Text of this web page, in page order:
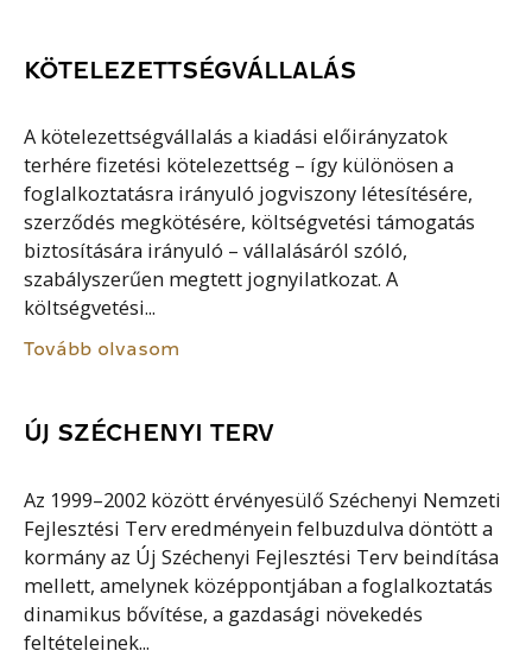
KÖTELEZETTSÉGVÁLLALÁS
A kötelezettségvállalás a kiadási előirányzatok
terhére fizetési kötelezettség – így különösen a
foglalkoztatásra irányuló jogviszony létesítésére,
szerződés megkötésére, költségvetési támogatás
biztosítására irányuló – vállalásáról szóló,
szabályszerűen megtett jognyilatkozat. A
költségvetési...
Tovább olvasom
ÚJ SZÉCHENYI TERV
Az 1999–2002 között érvényesülő Széchenyi Nemzeti
Fejlesztési Terv eredményein felbuzdulva döntött a
kormány az Új Széchenyi Fejlesztési Terv beindítása
mellett, amelynek középpontjában a foglalkoztatás
dinamikus bővítése, a gazdasági növekedés
feltételeinek...